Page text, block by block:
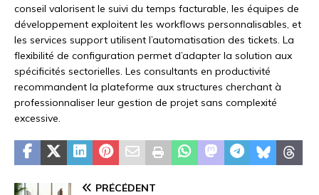
conseil valorisent le suivi du temps facturable, les équipes de
développement exploitent les workflows personnalisables, et
les services support utilisent l’automatisation des tickets. La
flexibilité de configuration permet d’adapter la solution aux
spécificités sectorielles. Les consultants en productivité
recommandent la plateforme aux structures cherchant à
professionnaliser leur gestion de projet sans complexité
excessive.
PRÉCÉDENT